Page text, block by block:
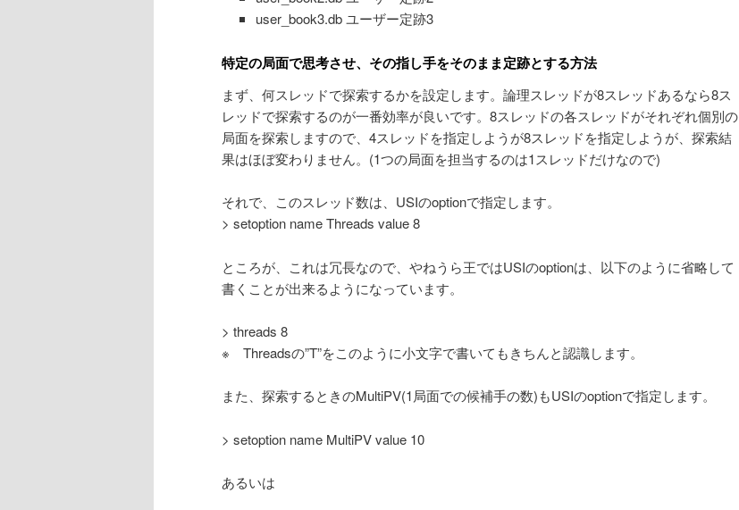
user_book3.db ユーザー定跡3
特定の局面で思考させ、その指し手をそのまま定跡とする方法
まず、何スレッドで探索するかを設定します。論理スレッドが8スレッドあるなら8ス
レッドで探索するのが一番効率が良いです。8スレッドの各スレッドがそれぞれ個別の
局面を探索しますので、4スレッドを指定しようが8スレッドを指定しようが、探索結
果はほぼ変わりません。(1つの局面を担当するのは1スレッドだけなので)
それで、このスレッド数は、USIのoptionで指定します。
> setoption name Threads value 8
ところが、これは冗長なので、やねうら王ではUSIのoptionは、以下のように省略して
書くことが出来るようになっています。
> threads 8
※ Threadsの”T”をこのように小文字で書いてもきちんと認識します。
また、探索するときのMultiPV(1局面での候補手の数)もUSIのoptionで指定します。
> setoption name MultiPV value 10
あるいは